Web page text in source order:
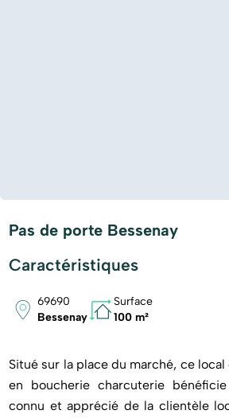
Pas de porte Bessenay
Caractéristiques
69690
Bessenay
Surface
100 m²
Situé sur la place du marché, ce
en boucherie charcuterie
connu et apprécié de la clientèle